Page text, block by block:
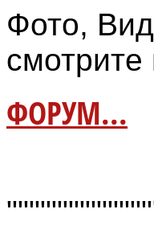
Фото,
ФОРУМ...